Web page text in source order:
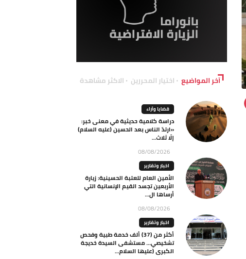
آخر المواضيع اختيار المحررين الاكثر مشاهدة
قضايا وآراء
دراسة كلامية حديثية في معنى خبر:
«ارتدّ الناس بعد الحسين (عليه السلام)
إلّا ثلاث...
08/08/2026
اخبار وتقارير
الأمين العام للعتبة الحسينية: زيارة
الأربعين تجسد القيم الإنسانية التي
أرساها ال...
08/08/2026
اخبار وتقارير
أكثر من (37) ألف خدمة طبية وفحص
تشخيصي… مستشفى السيدة خديجة
الكبرى (عليها السلام...